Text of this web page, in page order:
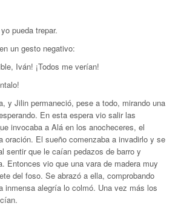
pueda trepar.
un gesto negativo:
Iván! ¡Todos me verían!
y Jilin permaneció, pese a todo, mirando una
En esta espera vio salir las
invocaba a Alá en los anocheceres, el
oración. El sueño comenzaba a invadirlo y se
sentir que le caían pedazos de barro y
Entonces vio que una vara de madera muy
del foso. Se abrazó a ella, comprobando
inmensa alegría lo colmó. Una vez más los